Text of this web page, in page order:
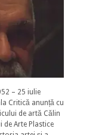
– 25 iulie
Critică anunță cu
de artă Călin
de Arte Plastice